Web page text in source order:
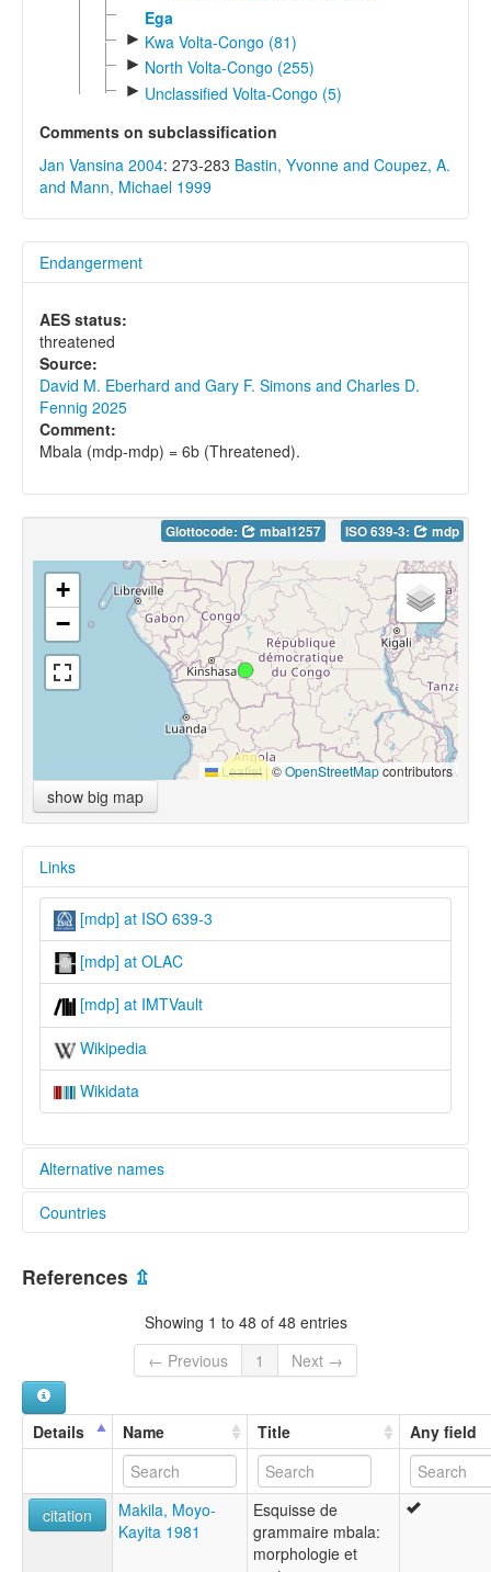
Ega
► Kwa Volta-Congo (81)
► North Volta-Congo (255)
► Unclassified Volta-Congo (5)
Comments on subclassification
Jan Vansina 2004: 273-283 Bastin, Yvonne and Coupez, A.
and Mann, Michael 1999
Endangerment
AES status:
threatened
Source:
David M. Eberhard and Gary F. Simons and Charles D.
Fennig 2025
Comment:
Mbala (mdp-mdp) = 6b (Threatened).
Glottocode: mbal1257 ISO 639-3: mdp
+
−
Leaflet |©OpenStreetMapcontributors
show big map
Links
[mdp] at ISO 639-3
[mdp] at OLAC
[mdp] at IMTVault
Wikipedia
Wikidata
Alternative names
lexvo:
multitree:
Gimbala
Countries
Congo, The Democratic Republic of the [CD]
References ⇫
Showing 1 to 48 of 48 entries
← Previous
1 Next →
Details Name Title Any field
citation
Makila, Moyo-
Kayita 1981
Esquisse de
grammaire mbala:
morphologie et